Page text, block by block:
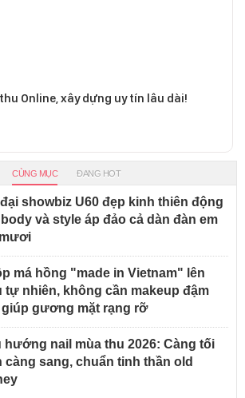
Online, xây dựng uy tín lâu dài!
CÙNG MỤC ĐANG HOT
showbiz U60 đẹp kinh thiên động
và style áp đảo cả dàn đàn em
má hồng "made in Vietnam" lên
tự nhiên, không cần makeup đậm
gương mặt rạng rỡ
hướng nail mùa thu 2026: Càng tối
càng sang, chuẩn tinh thần old